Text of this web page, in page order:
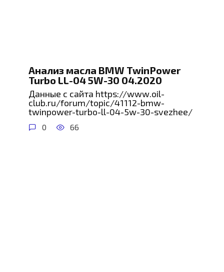
Анализ масла BMW TwinPower
Turbo LL-04 5W-30 04.2020
Данные с сайта https://www.oil-
club.ru/forum/topic/41112-bmw-
twinpower-turbo-ll-04-5w-30-svezhee/
0 66